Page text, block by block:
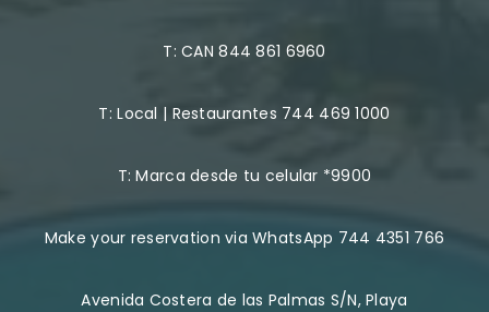
T:CAN 844 861 6960
T:Local | Restaurantes 744 469 1000
T:Marca desde tu celular *9900
Make your reservation via WhatsApp 744 4351 766
Avenida Costera de las Palmas S/N, Playa